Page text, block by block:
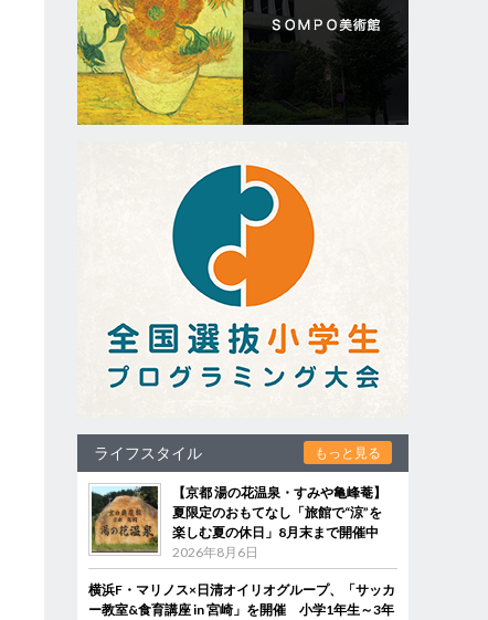
ライフスタイル もっと見る
【京都 湯の花温泉・すみや亀峰菴】
夏限定のおもてなし「旅館で“涼”を
楽しむ夏の休日」8月末まで開催中
2026年8月6日
横浜F・マリノス×日清オイリオグループ、「サッカ
ー教室&食育講座 in 宮崎」を開催 小学1年生～3年